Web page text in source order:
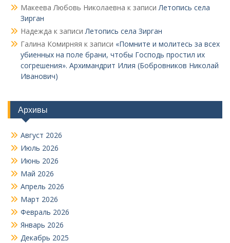
Макеева Любовь Николаевна к записиЛетопись села
Зирган
Надежда к записиЛетопись села Зирган
Галина Комирняя к записи «Помните и молитесь за всех
убиенных на поле брани, чтобы Господь простил их
согрешения». Архимандрит Илия (Бобровников Николай
Иванович)
Архивы
Август 2026
Июль 2026
Июнь 2026
Май 2026
Апрель 2026
Март 2026
Февраль 2026
Январь 2026
Декабрь 2025